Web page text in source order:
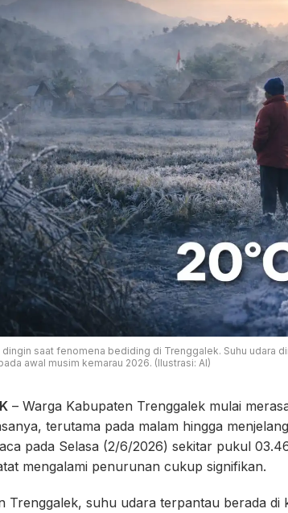
dingin saat fenomena bediding di Trenggalek. Suhu udara
awal musim kemarau 2026. (Ilustrasi: AI)
– Warga Kabupaten Trenggalek mulai
terutama pada malam hingga
pada Selasa (2/6/2026) sekitar pukul
mengalami penurunan cukup signifikan.
Trenggalek, suhu udara terpantau berada di